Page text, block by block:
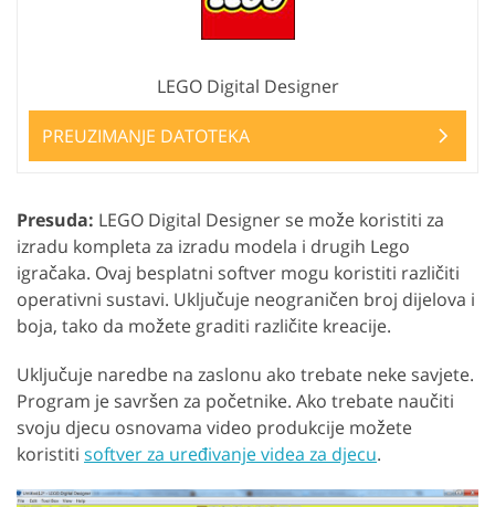
LEGO Digital Designer
PREUZIMANJE DATOTEKA
Presuda: LEGO Digital Designer se može koristiti za
izradu kompleta za izradu modela i drugih Lego
igračaka. Ovaj besplatni softver mogu koristiti različiti
operativni sustavi. Uključuje neograničen broj dijelova i
boja, tako da možete graditi različite kreacije.
Uključuje naredbe na zaslonu ako trebate neke savjete.
Program je savršen za početnike. Ako trebate naučiti
svoju djecu osnovama video produkcije možete
koristiti softver za uređivanje videa za djecu.